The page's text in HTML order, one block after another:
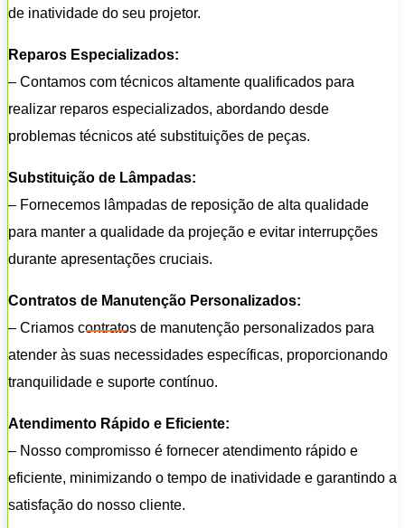
de inatividade do seu projetor.
Reparos Especializados:
– Contamos com técnicos altamente qualificados para
realizar reparos especializados, abordando desde
problemas técnicos até substituições de peças.
Substituição de Lâmpadas:
– Fornecemos lâmpadas de reposição de alta qualidade
para manter a qualidade da projeção e evitar interrupções
durante apresentações cruciais.
Contratos de Manutenção Personalizados:
– Criamos contratos de manutenção personalizados para
atender às suas necessidades específicas, proporcionando
tranquilidade e suporte contínuo.
Atendimento Rápido e Eficiente:
– Nosso compromisso é fornecer atendimento rápido e
eficiente, minimizando o tempo de inatividade e garantindo a
satisfação do nosso cliente.